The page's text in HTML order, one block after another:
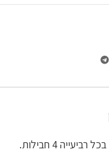
4 חבילות.